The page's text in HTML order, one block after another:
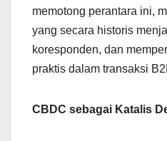
memotong perantara ini,
yang secara historis
koresponden, dan
praktis dalam transaksi
CBDC sebagai Katalis